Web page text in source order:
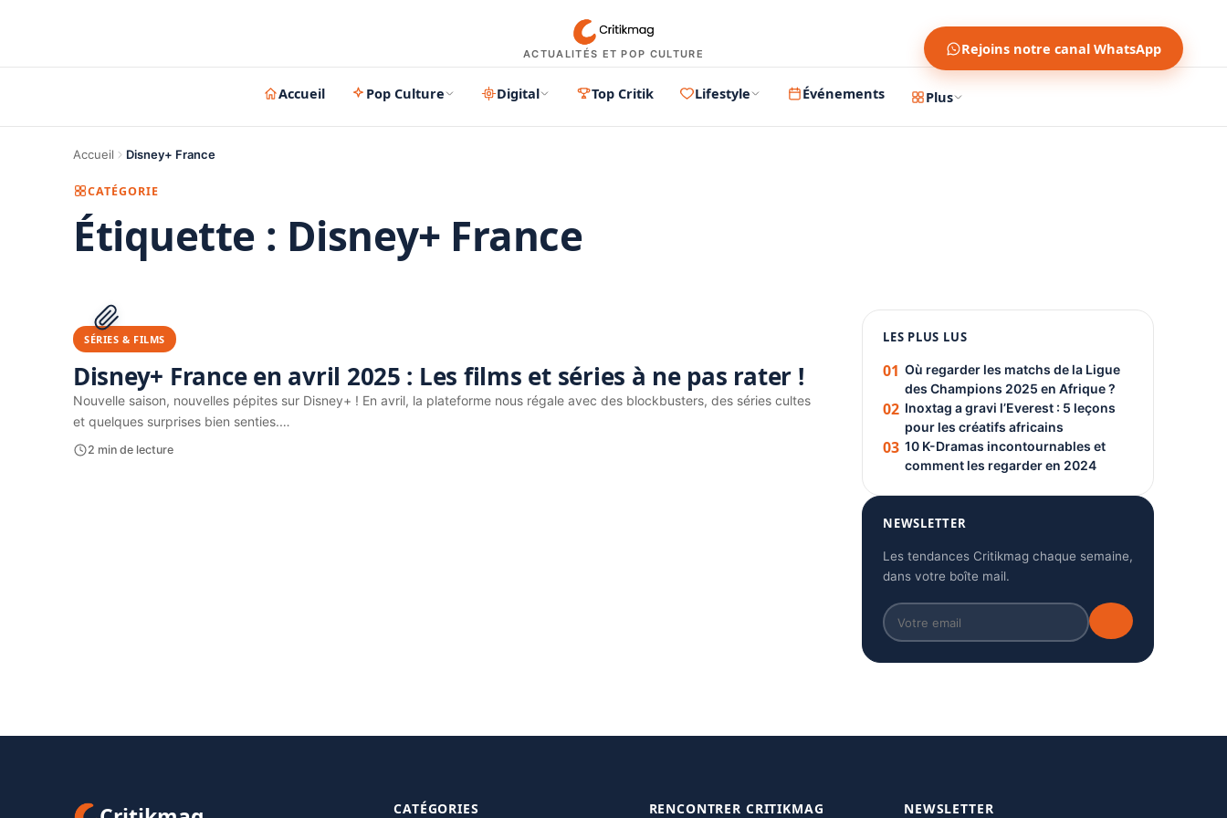
ACTUALITÉS ET POP CULTURE Rejoins notre canal WhatsApp
Accueil Pop Culture Digital Top Critik Lifestyle Événements Plus
Accueil Disney+ France
CATÉGORIE
Étiquette : Disney+ France
SÉRIES & FILMS
Disney+ France en avril 2025 : Les films et séries à ne pas rater !
Nouvelle saison, nouvelles pépites sur Disney+ ! En avril, la plateforme nous régale avec des blockbusters, des séries cultes
et quelques surprises bien senties.…
2 min de lecture
PUBLICITÉ
LES PLUS LUS
01 Où regarder les matchs de la Ligue
des Champions 2025 en Afrique ?
02 Inoxtag a gravi l’Everest : 5 leçons
pour les créatifs africains
03 10 K-Dramas incontournables et
comment les regarder en 2024
NEWSLETTER
Les tendances Critikmag chaque semaine,
dans votre boîte mail.
CATÉGORIES RENCONTRER CRITIKMAG NEWSLETTER